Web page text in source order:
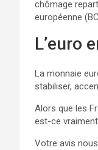
chômage
européenne
L’euro
La monnaie
stabiliser,
Alors que les
est-ce
Votre avis